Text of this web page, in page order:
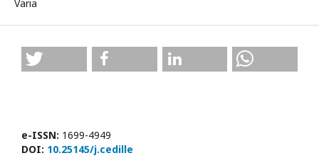
Varia
e-ISSN: 1699-4949
DOI: 10.25145/j.cedille